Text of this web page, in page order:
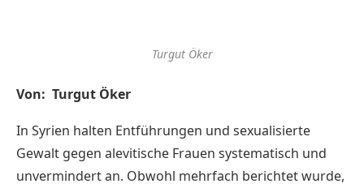
Turgut Öker
Von: Turgut Öker
In Syrien halten Entführungen und sexualisierte
Gewalt gegen alevitische Frauen systematisch und
unvermindert an. Obwohl mehrfach berichtet wurde,